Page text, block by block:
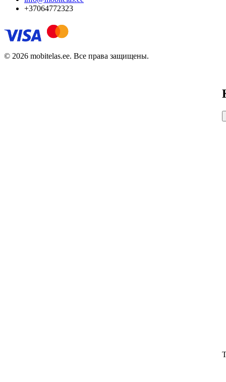
+37064772323
© 2026 mobitelas.ee. Все права защищены.